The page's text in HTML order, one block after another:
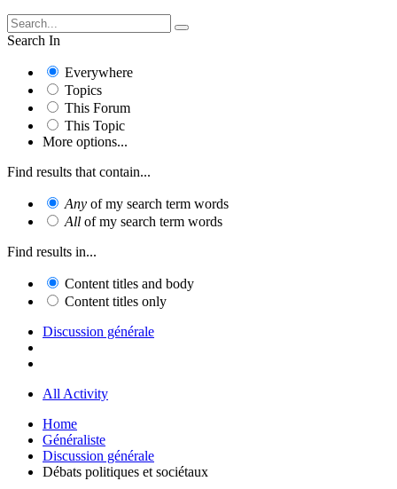
Search In
Everywhere
Topics
This Forum
This Topic
More options...
Find results that contain...
Any of my search term words
All of my search term words
Find results in...
Content titles and body
Content titles only
Discussion générale
All Activity
Home
Généraliste
Discussion générale
Débats politiques et sociétaux